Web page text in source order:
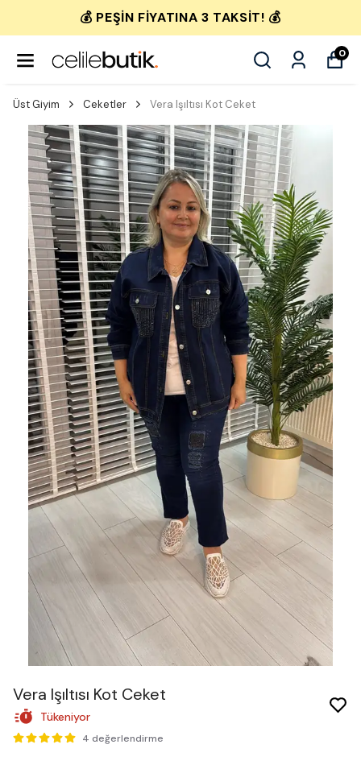
💰 PEŞIN FIYATINA 3 TAKSIT! 💰
0
Üst Giyim Ceketler Vera Işıltısı Kot Ceket
Vera Işıltısı Kot Ceket
Tükeniyor
4 değerlendirme